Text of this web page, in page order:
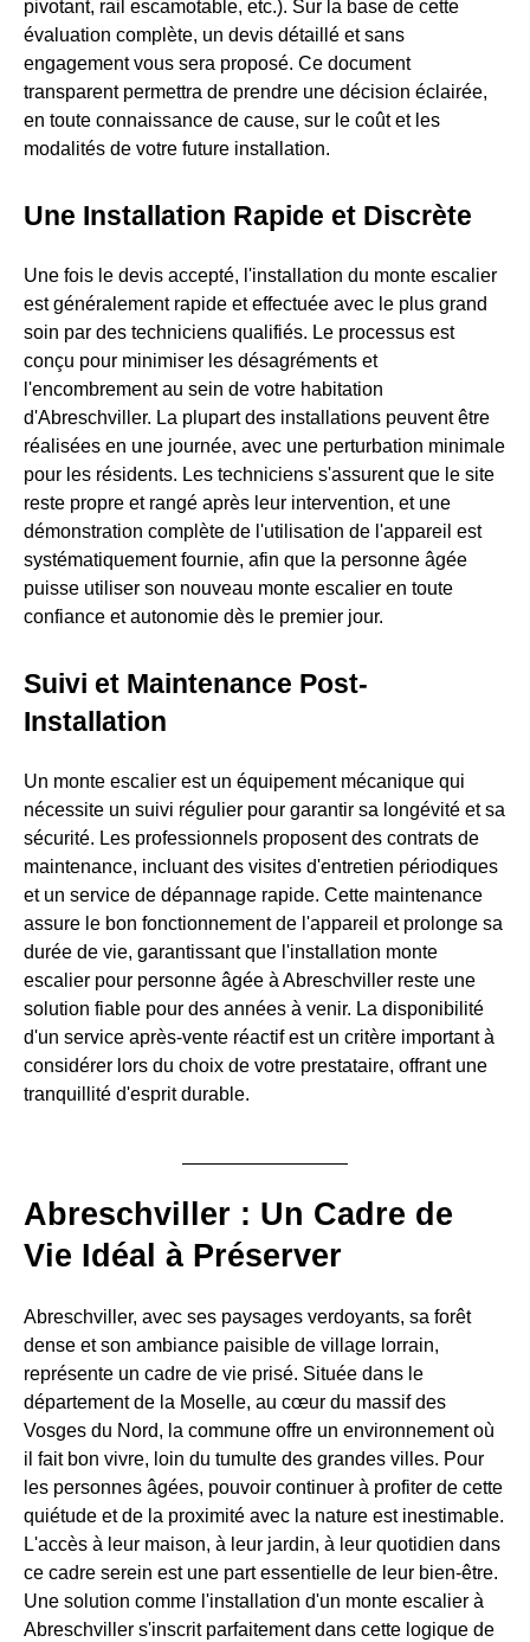
pivotant, rail escamotable, etc.). Sur la base de cette
évaluation complète, un devis détaillé et sans
engagement vous sera proposé. Ce document
transparent permettra de prendre une décision éclairée,
en toute connaissance de cause, sur le coût et les
modalités de votre future installation.
Une Installation Rapide et Discrète
Une fois le devis accepté, l'installation du monte escalier
est généralement rapide et effectuée avec le plus grand
soin par des techniciens qualifiés. Le processus est
conçu pour minimiser les désagréments et
l'encombrement au sein de votre habitation
d'Abreschviller. La plupart des installations peuvent être
réalisées en une journée, avec une perturbation minimale
pour les résidents. Les techniciens s'assurent que le site
reste propre et rangé après leur intervention, et une
démonstration complète de l'utilisation de l'appareil est
systématiquement fournie, afin que la personne âgée
puisse utiliser son nouveau monte escalier en toute
confiance et autonomie dès le premier jour.
Suivi et Maintenance Post-
Installation
Un monte escalier est un équipement mécanique qui
nécessite un suivi régulier pour garantir sa longévité et sa
sécurité. Les professionnels proposent des contrats de
maintenance, incluant des visites d'entretien périodiques
et un service de dépannage rapide. Cette maintenance
assure le bon fonctionnement de l'appareil et prolonge sa
durée de vie, garantissant que l'installation monte
escalier pour personne âgée à Abreschviller reste une
solution fiable pour des années à venir. La disponibilité
d'un service après-vente réactif est un critère important à
considérer lors du choix de votre prestataire, offrant une
tranquillité d'esprit durable.
Abreschviller : Un Cadre de
Vie Idéal à Préserver
Abreschviller, avec ses paysages verdoyants, sa forêt
dense et son ambiance paisible de village lorrain,
représente un cadre de vie prisé. Située dans le
département de la Moselle, au cœur du massif des
Vosges du Nord, la commune offre un environnement où
il fait bon vivre, loin du tumulte des grandes villes. Pour
les personnes âgées, pouvoir continuer à profiter de cette
quiétude et de la proximité avec la nature est inestimable.
L'accès à leur maison, à leur jardin, à leur quotidien dans
ce cadre serein est une part essentielle de leur bien-être.
Une solution comme l'installation d'un monte escalier à
Abreschviller s'inscrit parfaitement dans cette logique de